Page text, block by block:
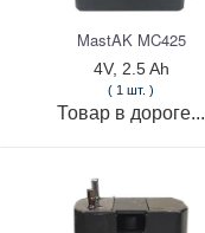
MastAK MC425
4V, 2.5 Ah
( 1 шт. )
Товар в дороге...